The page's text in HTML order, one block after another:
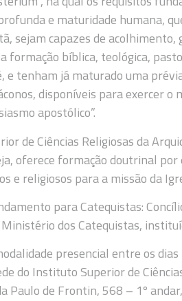
e maturidade humana,
sejam capazes de
formação bíblica, teológica,
e tenham já maturado uma
disponíveis para exercer
apostólico”.
de Ciências Religiosas da
oferece formação doutrinal
e religiosos para a missão da
para Catequistas:
dos Catequistas,
presencial entre os
do Instituto Superior de
Paulo de Frontin, 568 – 1º